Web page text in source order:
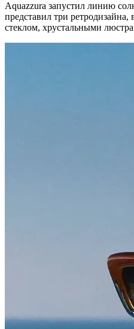
Aquazzura запустил линию
представил три
стеклом, хрустальными